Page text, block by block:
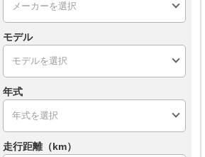
モデル
年式
走行距離（km）